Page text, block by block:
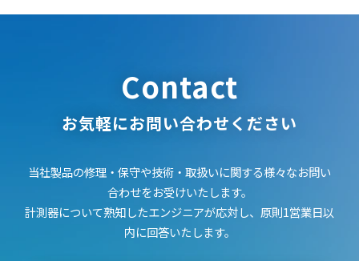
「取扱説明書の内容」
すので、ご承知おきください。
2) 公開されている取扱説明書の内容とお手持ちの製品の仕様
に相違がある場合、当社製品の取扱店、またはコールセンタ
に直接お問い合わせください。また、取扱説明書を補足する
んのでご了承ください。
「安全上のご注意」
1) 取扱説明書に記載または別途同梱の別紙にてお客様にご提
供しております「製品ご使用時の安全上のご注意」について
Contact
お気軽にお問い合わせください
当社製品の修理・保守や技術・取扱いに関する様々なお問い
合わせをお受けいたします。
計測器について熟知したエンジニアが応対し、原則1営業日以
内に回答いたします。